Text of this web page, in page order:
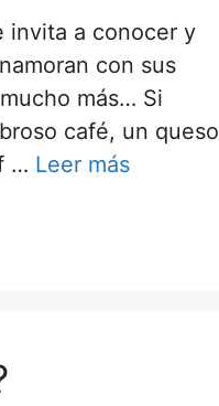
invita a conocer y
con sus
más… Si
café, un queso
… Leer más